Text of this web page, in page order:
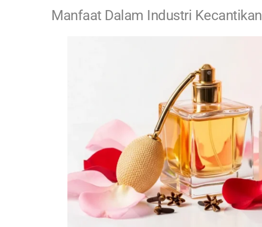
Manfaat Dalam Industri Kecantikan